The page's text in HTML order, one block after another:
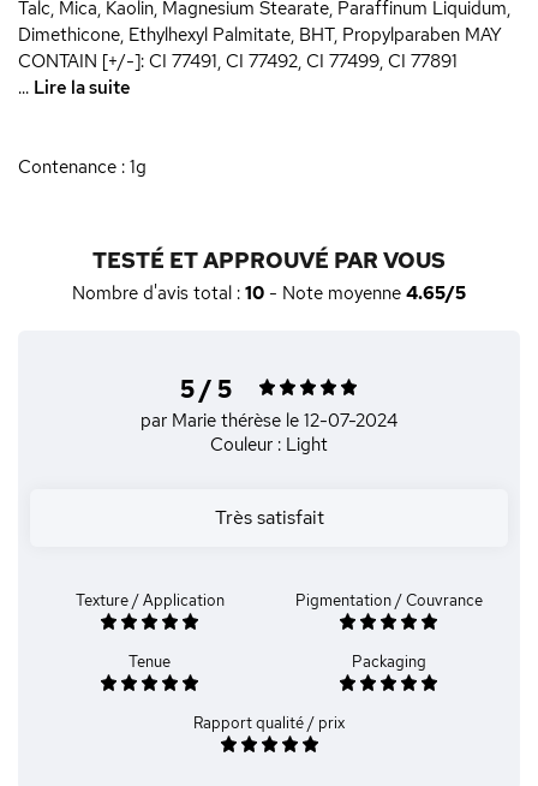
Talc, Mica, Kaolin, Magnesium Stearate, Paraffinum Liquidum,
Dimethicone, Ethylhexyl Palmitate, BHT, Propylparaben MAY
CONTAIN [+/-]: CI 77491, CI 77492, CI 77499, CI 77891
... Lire la suite
Contenance : 1g
TESTÉ ET APPROUVÉ PAR VOUS
Nombre d'avis total : 10 - Note moyenne 4.65/5
5 / 5
par Marie thérèse le 12-07-2024
Couleur : Light
Très satisfait
Texture / Application Pigmentation / Couvrance
Tenue Packaging
Rapport qualité / prix